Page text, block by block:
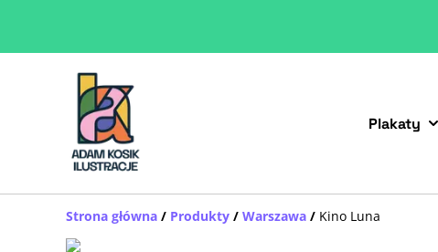
Plakaty
Strona główna / Produkty / Warszawa / Kino Luna